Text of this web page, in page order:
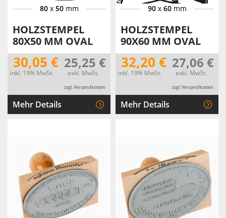
80x 50mm
HOLZSTEMPEL
80X50 MM OVAL
30,05 €
inkl. 19% MwSt.
25,25 €
exkl. MwSt.
zzgl. Versandkosten
Mehr Details
90x 60mm
HOLZSTEMPEL
90X60 MM OVAL
32,20 €
inkl. 19% MwSt.
27,06 €
exkl. MwSt.
zzgl. Versandkosten
Mehr Details